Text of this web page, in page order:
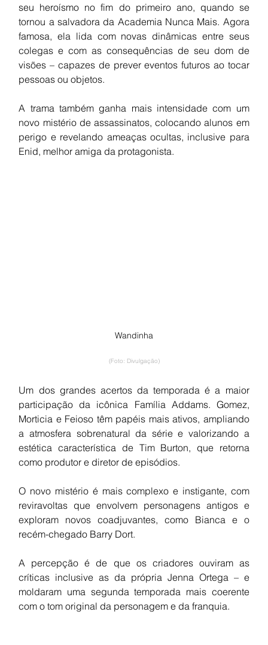
seu heroísmo no fim do primeiro ano, quando se
tornou a salvadora da Academia Nunca Mais. Agora
famosa, ela lida com novas dinâmicas entre seus
colegas e com as consequências de seu dom de
visões – capazes de prever eventos futuros ao tocar
pessoas ou objetos.
A trama também ganha mais intensidade com um
novo mistério de assassinatos, colocando alunos em
perigo e revelando ameaças ocultas, inclusive para
Enid, melhor amiga da protagonista.
Wandinha
(Foto: Divulgação)
Um dos grandes acertos da temporada é a maior
participação da icônica Família Addams. Gomez,
Morticia e Feioso têm papéis mais ativos, ampliando
a atmosfera sobrenatural da série e valorizando a
estética característica de Tim Burton, que retorna
como produtor e diretor de episódios.
O novo mistério é mais complexo e instigante, com
reviravoltas que envolvem personagens antigos e
exploram novos coadjuvantes, como Bianca e o
recém-chegado Barry Dort.
A percepção é de que os criadores ouviram as
críticas inclusive as da própria Jenna Ortega – e
moldaram uma segunda temporada mais coerente
com o tom original da personagem e da franquia.